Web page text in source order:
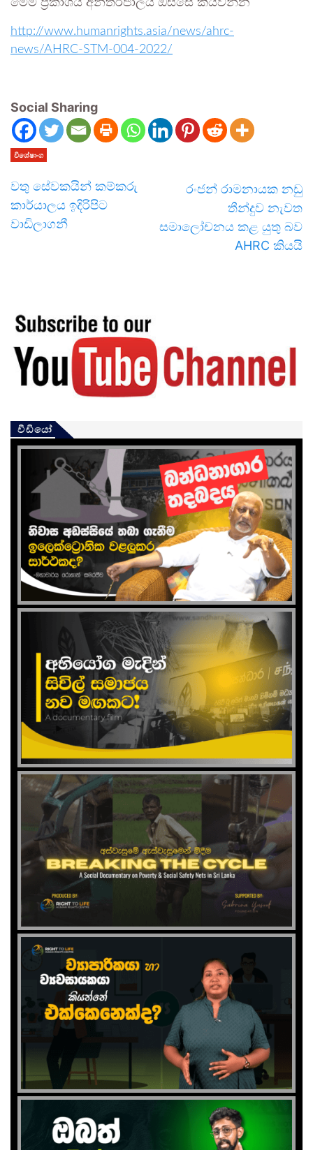
මෙම ප්‍රකාශය අන්තර්ජාලය ඔස්සේ කියවන්න
http://www.humanrights.asia/news/ahrc-
news/AHRC-STM-004-2022/
Social Sharing
විශේෂාංග
වතු සේවකයින් කම්කරු
කාර්යාලය ඉදිරිපිට
වාඩිලාගනී
රංජන් රාමනායක නඩු
තීන්දුව නැවත
සමාලෝචනය කළ යුතු බව
AHRC කියයි
වීඩියෝ